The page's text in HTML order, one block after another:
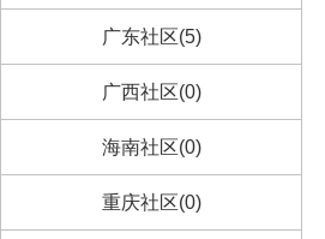
广东社区(5)
广西社区(0)
海南社区(0)
重庆社区(0)